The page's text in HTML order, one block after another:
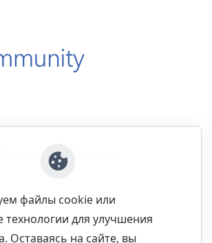
материалов
файлы cookie или
технологии для улучшения
Оставаясь на сайте, вы